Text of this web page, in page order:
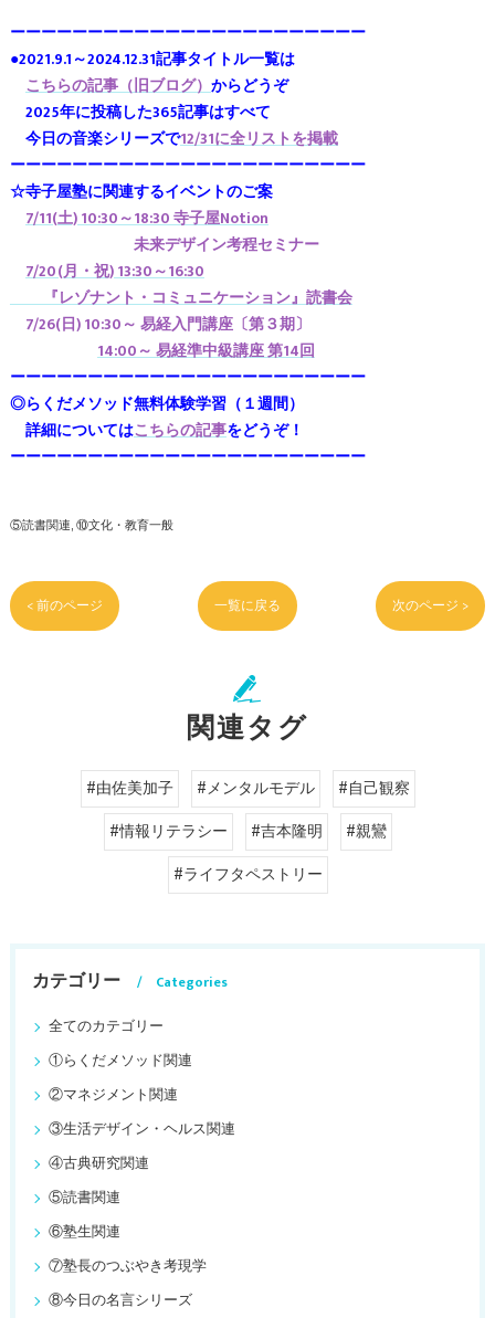
ーーーーーーーーーーーーーーーーーーーーーーー
●2021.9.1～2024.12.31記事タイトル一覧は
こちらの記事（旧ブログ）からどうぞ
2025年に投稿した365記事はすべて
今日の音楽シリーズで12/31に全リストを掲載
ーーーーーーーーーーーーーーーーーーーーーーー
☆寺子屋塾に関連するイベントのご案
7/11(土) 10:30～18:30 寺子屋Notion
未来デザイン考程セミナー
7/20(月・祝) 13:30～16:30
『レゾナント・コミュニケーション』読書会
7/26(日) 10:30～ 易経入門講座〔第３期〕
14:00～ 易経準中級講座 第14回
ーーーーーーーーーーーーーーーーーーーーーーー
◎らくだメソッド無料体験学習（１週間）
詳細についてはこちらの記事をどうぞ！
ーーーーーーーーーーーーーーーーーーーーーーー
⑤読書関連 ⑩文化・教育一般
< 前のページ 一覧に戻る 次のページ >
関連タグ
#由佐美加子 #メンタルモデル
#自己観察
#情報リテラシー
#吉本隆明
#親鸞
#ライフタペストリー
カテゴリー
Categories
全てのカテゴリー
①らくだメソッド関連
②マネジメント関連
③生活デザイン・ヘルス関連
④古典研究関連
⑤読書関連
⑥塾生関連
⑦塾長のつぶやき考現学
⑧今日の名言シリーズ